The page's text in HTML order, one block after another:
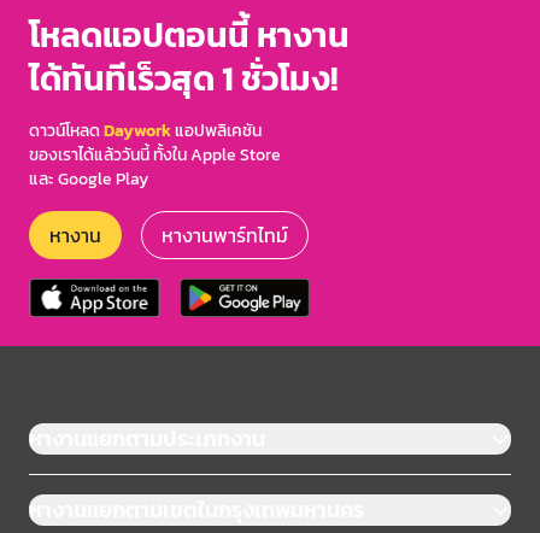
โหลดแอปตอนนี้ หางาน
ได้ทันทีเร็วสุด 1 ชั่วโมง!
ดาวน์โหลดDayworkแอปพลิเคชัน
ของเราได้แล้ววันนี้ ทั้งใน Apple Store
และ Google Play
หางาน หางานพาร์ทไทม์
หางานแยกตามประเภทงาน
หางานแยกตามเขตในกรุงเทพมหานคร